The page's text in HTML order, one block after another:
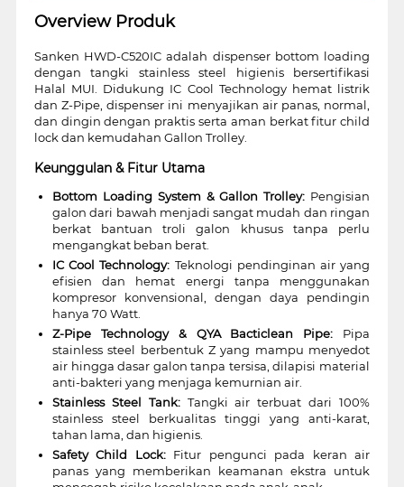
Overview Produk
Sanken HWD-C520IC adalah dispenser bottom loading
dengan tangki stainless steel higienis bersertifikasi
Halal MUI. Didukung IC Cool Technology hemat listrik
dan Z-Pipe, dispenser ini menyajikan air panas, normal,
dan dingin dengan praktis serta aman berkat fitur child
lock dan kemudahan Gallon Trolley.
Keunggulan & Fitur Utama
Bottom Loading System & Gallon Trolley: Pengisian
galon dari bawah menjadi sangat mudah dan ringan
berkat bantuan troli galon khusus tanpa perlu
mengangkat beban berat.
IC Cool Technology: Teknologi pendinginan air yang
efisien dan hemat energi tanpa menggunakan
kompresor konvensional, dengan daya pendingin
hanya 70 Watt.
Z-Pipe Technology & QYA Bacticlean Pipe: Pipa
stainless steel berbentuk Z yang mampu menyedot
air hingga dasar galon tanpa tersisa, dilapisi material
anti-bakteri yang menjaga kemurnian air.
Stainless Steel Tank:Tangki air terbuat dari 100%
stainless steel berkualitas tinggi yang anti-karat,
tahan lama, dan higienis.
Safety Child Lock:Fitur pengunci pada keran air
panas yang memberikan keamanan ekstra untuk